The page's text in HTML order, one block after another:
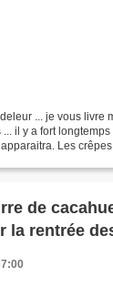
... je vous livre
il y a fort
Les
de
la rentrée